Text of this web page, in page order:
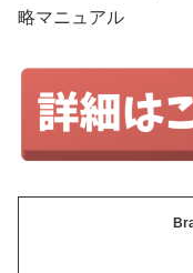
略マニュアル